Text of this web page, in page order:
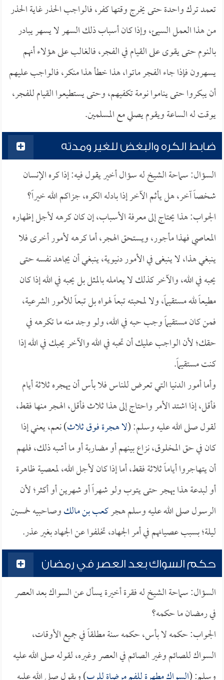
تعمد ترك واحدة حتى يخرج وقتها كفر، فالواجب الحذر غاية الحذر
من هذا العمل السيئ، وإذا كان أسباب ذلك السهر لا يسهر يبادر
بالنوم حتى يقوى على القيام في الفجر، فالغالب على هؤلاء أنهم
يسهرون فإذا جاء الفجر ماتوا، هذا خطأ هذا منكر، فالواجب عليهم
أن يبكروا حتى يناموا نومة تكفيهم، وحتى يستطيعوا القيام للفجر،
يوقت له الساعة ويقوم يصلي مع المسلمين.
ضابط الكره والبغض للغير ومدته
السؤال: سماحة الشيخ له سؤال أخير يقول فيه: إذا كره الإنسان
شخصاً آخر، هل يأثم الآخر إذا بادله الكره، جزاكم الله خيراً؟
الجواب: هذا يحتاج إلى معرفة الأسباب، إن كان كرهه لأجل إظهاره
المعاصي فهذا مأجور، ويستحق الهجر، أما كرهه لأمور أخرى فلا
ينبغي هذا، لا ينبغى في الأمور دنيوية، ينبغي أن يجاهد نفسه حتى
يحبه في الله، والآخر كذلك لا يعامله بالمثل بل يحبه في الله إذا كان
مطيعاً لله مستقيماً، ولا لمحبته تبعاً لهواه بل تبعاً للأمور الشرعية،
فمن كان مستقيماً وجب حبه في الله، ولو وجد منه ما تكرهه في
حقك؛ لأن الواجب عليك أن تحبه في الله والآخر يحبك في الله إذا
كنت مستقيماً.
وأما أمور الدنيا التي تعرض للناس فلا بأس أن يهجره ثلاثة أيام
فأقل، إذا اشتد الأمر واحتاج إلى هذا ثلاث فأقل، الهجر منها فقط،
لقول صلى الله عليه وسلم: (لا هجرة فوق ثلاث) نعم، يعني إذا
كان في حق المخلوق، نزاع بينهم أو مضاربة أو ما أشبه ذلك، فلهم
أن يتهاجروا أياماً ثلاثة فقط، أما إذا كان لأجل الله، لمعصية ظاهرة
أو لبدعة هذا يهجر حتى يتوب ولو شهراً أو شهرين أو أكثر؛ لأن
الرسول صلى الله عليه وسلم هجركعب بن مالكوصاحبيه خمسين
ليلة؛ بسبب عصيانهم في أمر الجهاد، تخلفوا عن الجهاد بغير عذر.
حكم السواك بعد العصر في رمضان
السؤال: سماحة الشيخ له فقرة أخيرة يسأل عن السواك بعد العصر
في رمضان ما حكمه؟
الجواب: حكمه لا بأس، حكمه سنة مطلقاً في جميع الأوقات،
السواك للصائم وغير الصائم في العصر وغيره، لقوله صلى الله عليه